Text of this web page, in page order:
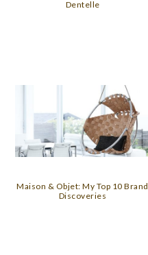
Dentelle
Maison & Objet: My Top 10 Brand
Discoveries